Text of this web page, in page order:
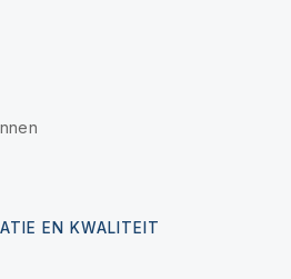
EN KWALITEIT